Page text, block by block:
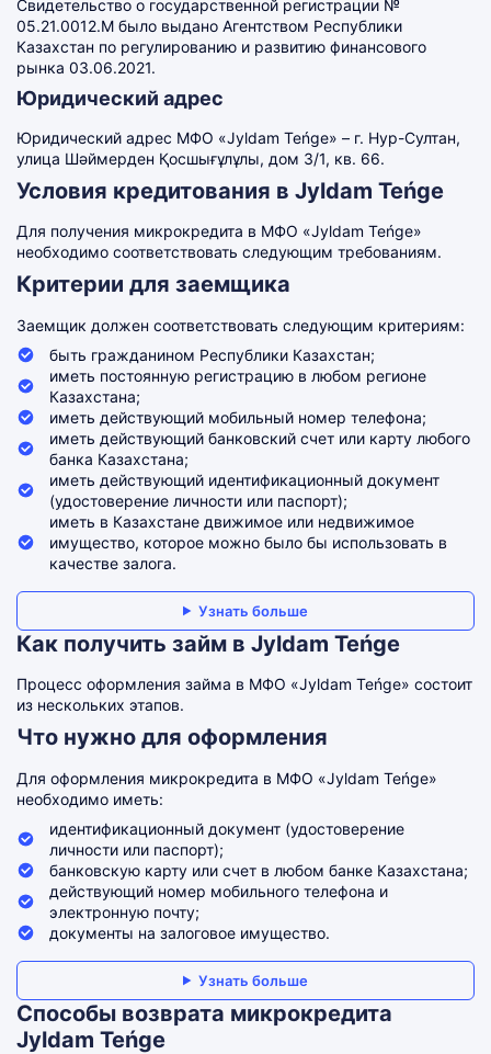
Свидетельство о государственной регистрации №
05.21.0012.М было выдано Агентством Республики
Казахстан по регулированию и развитию финансового
рынка 03.06.2021.
Юридический адрес
Юридический адрес МФО «Jyldam Teńge» – г. Нур-Султан,
улица Шәймерден Қосшығұлұлы, дом 3/1, кв. 66.
Условия кредитования в Jyldam Teńge
Для получения микрокредита в МФО «Jyldam Teńge»
необходимо соответствовать следующим требованиям.
Критерии для заемщика
Заемщик должен соответствовать следующим критериям:
быть гражданином Республики Казахстан;
иметь постоянную регистрацию в любом регионе
Казахстана;
иметь действующий мобильный номер телефона;
иметь действующий банковский счет или карту любого
банка Казахстана;
иметь действующий идентификационный документ
(удостоверение личности или паспорт);
иметь в Казахстане движимое или недвижимое
имущество, которое можно было бы использовать в
качестве залога.
Узнать больше
Как получить займ в Jyldam Teńge
Процесс оформления займа в МФО «Jyldam Teńge» состоит
из нескольких этапов.
Что нужно для оформления
Для оформления микрокредита в МФО «Jyldam Teńge»
необходимо иметь:
идентификационный документ (удостоверение
личности или паспорт);
банковскую карту или счет в любом банке Казахстана;
действующий номер мобильного телефона и
электронную почту;
документы на залоговое имущество.
Узнать больше
Способы возврата микрокредита
Jyldam Teńge